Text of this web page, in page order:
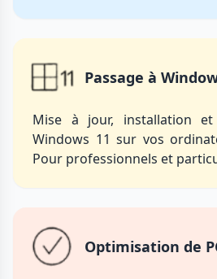
Passage à
Mise à jour, installation
Windows 11 sur vos
Pour professionnels et
Optimisation de